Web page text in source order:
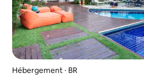
Hébergement ⋅ BR